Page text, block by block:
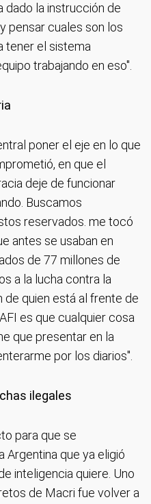
dado la instrucción de
pensar cuales son los
tener el sistema
trabajando en eso".
poner el eje en lo que
en que el
deje de funcionar
Buscamos
reservados. me tocó
antes se usaban en
de 77 millones de
a la lucha contra la
de quien está al frente de
es que cualquier cosa
que presentar en la
por los diarios".
ilegales
para que se
Argentina que ya eligió
inteligencia quiere. Uno
de Macri fue volver a